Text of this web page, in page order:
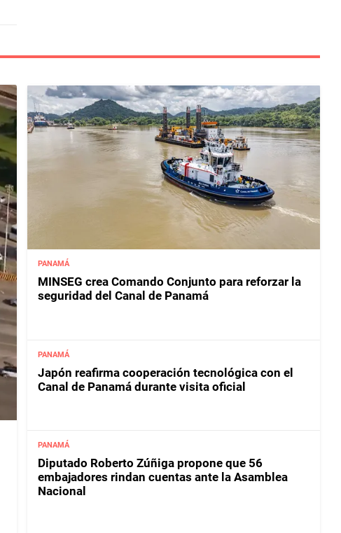
PANAMÁ
MINSEG crea Comando Conjunto para reforzar la
seguridad del Canal de Panamá
PANAMÁ
Japón reafirma cooperación tecnológica con el
Canal de Panamá durante visita oficial
PANAMÁ
Diputado Roberto Zúñiga propone que 56
embajadores rindan cuentas ante la Asamblea
Nacional